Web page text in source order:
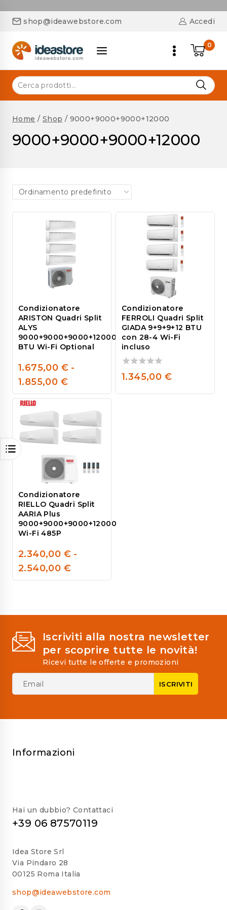
shop@ideawebstore.com Accedi
0
Home / Shop / 9000+9000+9000+12000
9000+9000+9000+12000
Condizionatore
ARISTON Quadri Split
ALYS
9000+9000+9000+12000
BTU Wi-Fi Optional
out
of
5
1.675,00 € -
1.855,00 €
Condizionatore
FERROLI Quadri Split
GIADA 9+9+9+12 BTU
con 28-4 Wi-Fi
incluso
0
of
1.345,00 €
Condizionatore
RIELLO Quadri Split
AARIA Plus
9000+9000+9000+12000
Wi-Fi 485P
out
of
2.340,00 € -
2.540,00 €
Iscriviti alla nostra newsletter
per scoprire tutte le novità!
Ricevi tutte le offerte e promozioni
Informazioni
Hai un dubbio? Contattaci
+39 06 87570119
Idea Store Srl
Via Pindaro 28
00125 Roma Italia
shop@ideawebstore.com